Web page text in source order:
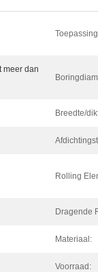
meer dan
Breedte/
Rolling
Dragende
Materiaal:
Voorraad: